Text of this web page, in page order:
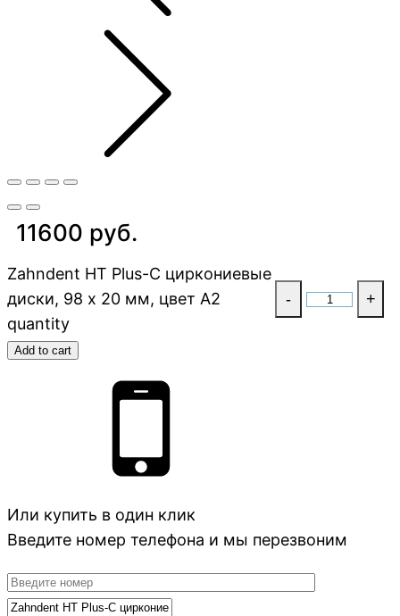
11600 руб.
Zahndent HT Plus-C циркониевые
диски, 98 х 20 мм, цвет A2
quantity
- +
Add to cart
Или купить в один клик
Введите номер телефона и мы перезвоним